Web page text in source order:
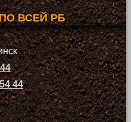
ВСЕЙ РБ
44